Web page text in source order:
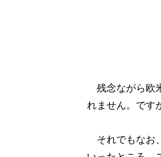
残念ながら欧
れません。です
それでもなお